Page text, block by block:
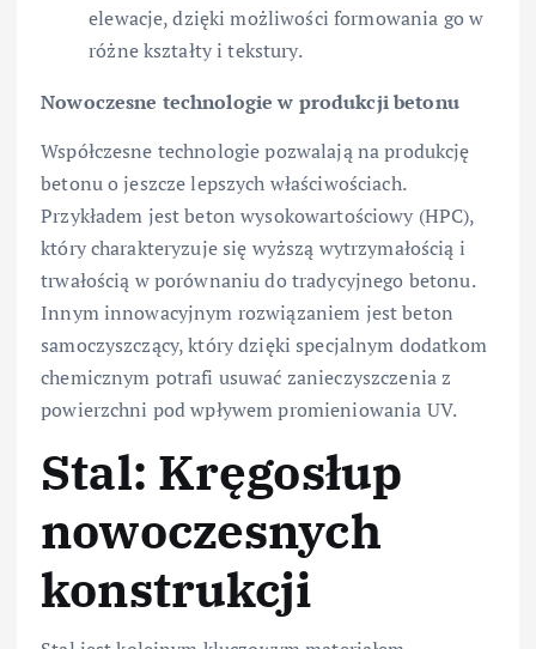
elewacje, dzięki możliwości formowania go w
różne kształty i tekstury.
Nowoczesne technologie w produkcji betonu
Współczesne technologie pozwalają na produkcję
betonu o jeszcze lepszych właściwościach.
Przykładem jest beton wysokowartościowy (HPC),
który charakteryzuje się wyższą wytrzymałością i
trwałością w porównaniu do tradycyjnego betonu.
Innym innowacyjnym rozwiązaniem jest beton
samoczyszczący, który dzięki specjalnym dodatkom
chemicznym potrafi usuwać zanieczyszczenia z
powierzchni pod wpływem promieniowania UV.
Stal: Kręgosłup
nowoczesnych
konstrukcji